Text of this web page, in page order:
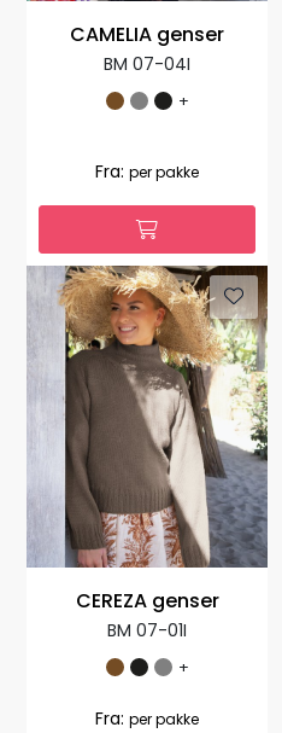
CAMELIA genser
BM 07-04I
+
Fra: per pakke
CEREZA genser
BM 07-01I
+
Fra: per pakke